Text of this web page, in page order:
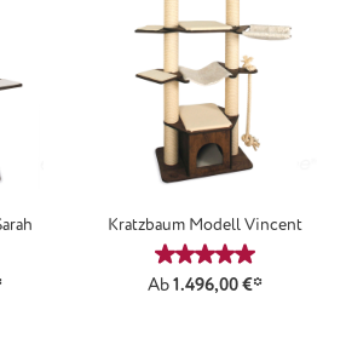
Bewertung von 5 von 5 Sternen
Kratzbaum Modell Vincent
Durchschnittliche
Ab1.496,00 €*